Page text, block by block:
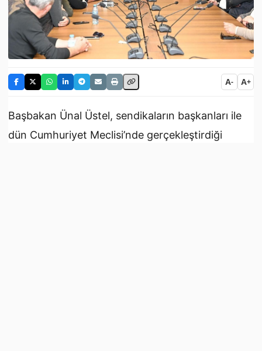
A- A+
Başbakan Ünal Üstel, sendikaların başkanları ile
dün Cumhuriyet Meclisi’nde gerçekleştirdiği